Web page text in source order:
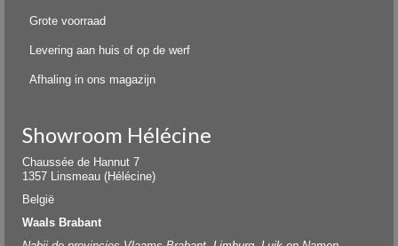
Grote voorraad
Levering aan huis of op de werf
Afhaling in ons magazijn
Showroom Hélécine
Chaussée de Hannut 7
1357 Linsmeau (Hélécine)
België
Waals Brabant